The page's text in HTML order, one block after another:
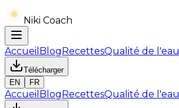
Niki Coach
Accueil BlogRecettesQualité de l'eau
Télécharger
EN
FR
Accueil BlogRecettesQualité de l'eau